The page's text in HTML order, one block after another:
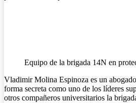
Equipo de la brigada 14N en
Vladimir Molina Espinoza es un
forma secreta como uno de los líderes
otros compañeros universitarios la